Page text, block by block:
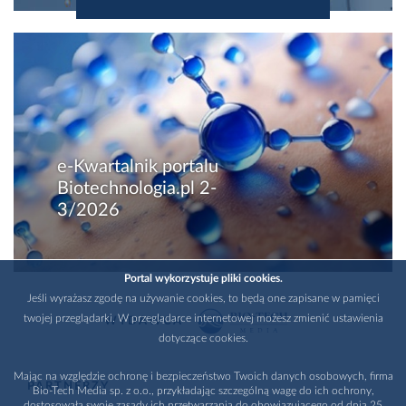
e-Kwartalnik portalu
Biotechnologia.pl 2-
3/2026
WYDAWCA
PARTNERZY
Portal wykorzystuje pliki cookies.
Jeśli wyrażasz zgodę na używanie cookies, to będą one zapisane w pamięci
twojej przeglądarki. W przeglądarce internetowej możesz zmienić ustawienia
dotyczące cookies.
Mając na względzie ochronę i bezpieczeństwo Twoich danych osobowych, firma
Bio-Tech Media sp. z o.o., przykładając szczególną wagę do ich ochrony,